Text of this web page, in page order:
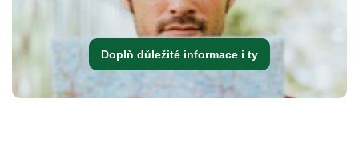
Doplň důležité informace i ty